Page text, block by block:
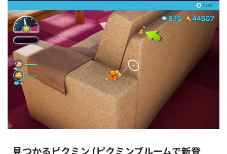
見つかるピクミン (ピクミンブルームで新登